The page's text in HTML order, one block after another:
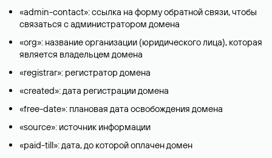
«admin-contact»: ссылка на форму обратной связи, чтобы
связаться с администратором домена
«org»: название организации (юридического лица), которая
является владельцем домена
«registrar»: регистратор домена
«created»: дата регистрации домена
«free-date»: плановая дата освобождения домена
«source»: источник информации
«paid-till»: дата, до которой оплачен домен